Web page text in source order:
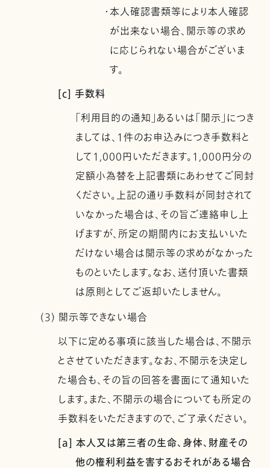
・本人確認書類等により本人確認
が出来ない場合、開示等の求め
に応じられない場合がございま
す。
[c] 手数料
「利用目的の通知」あるいは「開示」につき
ましては、1件のお申込みにつき手数料と
して1,000円いただきます。1,000円分の
定額小為替を上記書類にあわせてご同封
ください。上記の通り手数料が同封されて
いなかった場合は、その旨ご連絡申し上
げますが、所定の期間内にお支払いいた
だけない場合は開示等の求めがなかった
ものといたします。なお、送付頂いた書類
は原則としてご返却いたしません。
(3) 開示等できない場合
以下に定める事項に該当した場合は、不開示
とさせていただきます。なお、不開示を決定し
た場合も、その旨の回答を書面にて通知いた
します。また、不開示の場合についても所定の
手数料をいただきますので、ご了承ください。
[a] 本人又は第三者の生命、身体、財産その
他の権利利益を害するおそれがある場合